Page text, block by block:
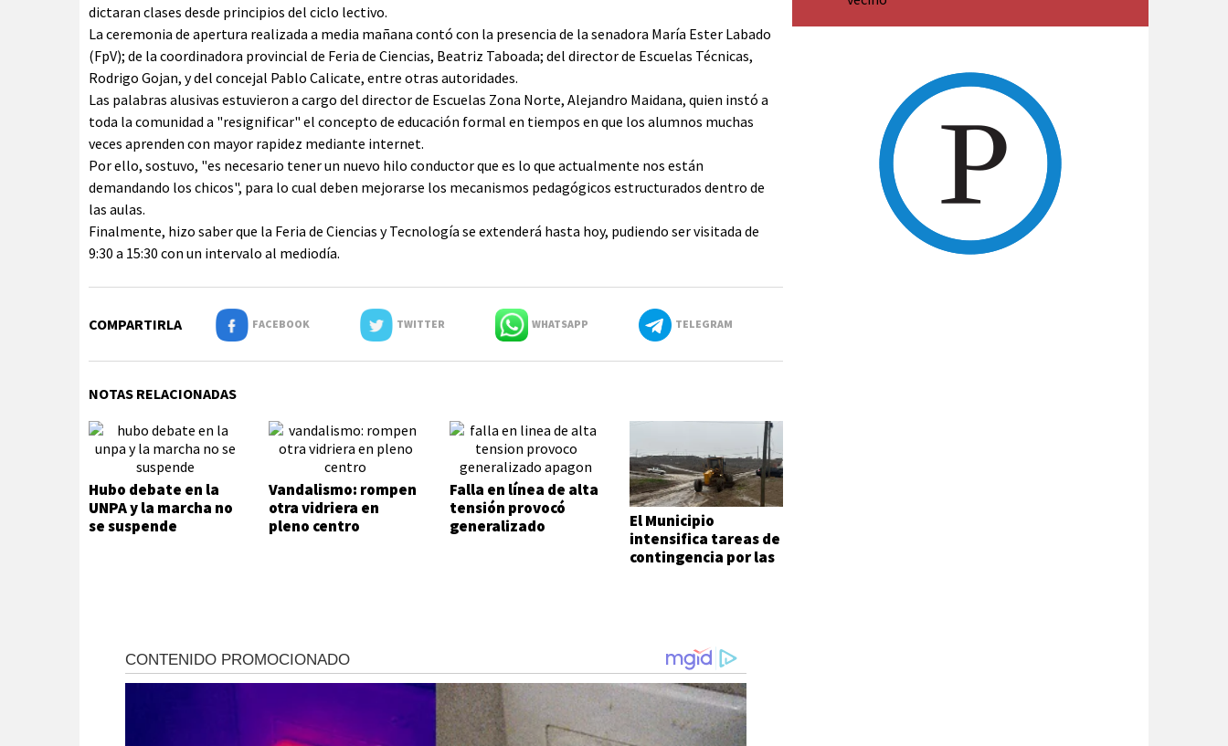
dictaran clases desde principios del ciclo lectivo.
La ceremonia de apertura realizada a media mañana contó con la presencia de la senadora María Ester Labado
(FpV); de la coordinadora provincial de Feria de Ciencias, Beatriz Taboada; del director de Escuelas Técnicas,
Rodrigo Gojan, y del concejal Pablo Calicate, entre otras autoridades.
Las palabras alusivas estuvieron a cargo del director de Escuelas Zona Norte, Alejandro Maidana, quien instó a
toda la comunidad a "resignificar" el concepto de educación formal en tiempos en que los alumnos muchas
veces aprenden con mayor rapidez mediante internet.
Por ello, sostuvo, "es necesario tener un nuevo hilo conductor que es lo que actualmente nos están
demandando los chicos", para lo cual deben mejorarse los mecanismos pedagógicos estructurados dentro de
las aulas.
Finalmente, hizo saber que la Feria de Ciencias y Tecnología se extenderá hasta hoy, pudiendo ser visitada de
9:30 a 15:30 con un intervalo al mediodía.
COMPARTIRLA FACEBOOK TWITTER WHATSAPP TELEGRAM
NOTAS RELACIONADAS
Hubo debate en la
UNPA y la marcha no
se suspende
Vandalismo: rompen
otra vidriera en
pleno centro
Falla en línea de alta
tensión provocó
generalizado
El Municipio
intensifica tareas de
contingencia por las